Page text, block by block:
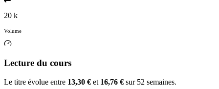
20 k
Volume
Lecture du cours
Le titre évolue entre 13,30 € et 16,76 € sur 52 semaines.